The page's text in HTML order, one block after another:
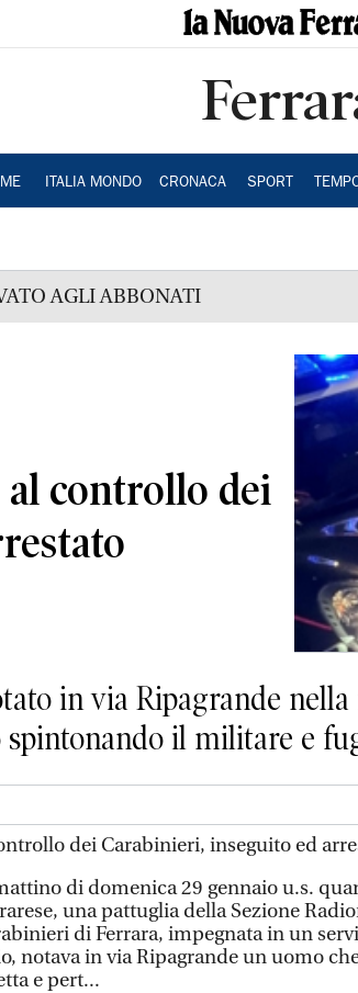
ITALIA MONDO CRONACA SPORT
AGLI ABBONATI
al controllo dei
in via Ripagrande
il militare e
dei Carabinieri, inseguito ed
di domenica 29 gennaio u.s.
una pattuglia della Sezione
di Ferrara, impegnata in un
notava in via Ripagrande un uomo
e pert...